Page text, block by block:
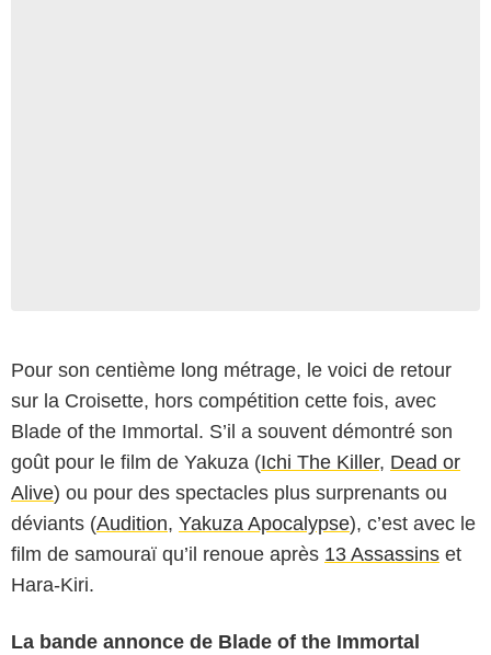
Pour son centième long métrage, le voici de retour
sur la Croisette, hors compétition cette fois, avec
Blade of the Immortal. S’il a souvent démontré son
goût pour le film de Yakuza (Ichi The Killer, Dead or
Alive) ou pour des spectacles plus surprenants ou
déviants (Audition, Yakuza Apocalypse), c’est avec le
film de samouraï qu’il renoue après 13 Assassins et
Hara-Kiri.
La bande annonce de Blade of the Immortal